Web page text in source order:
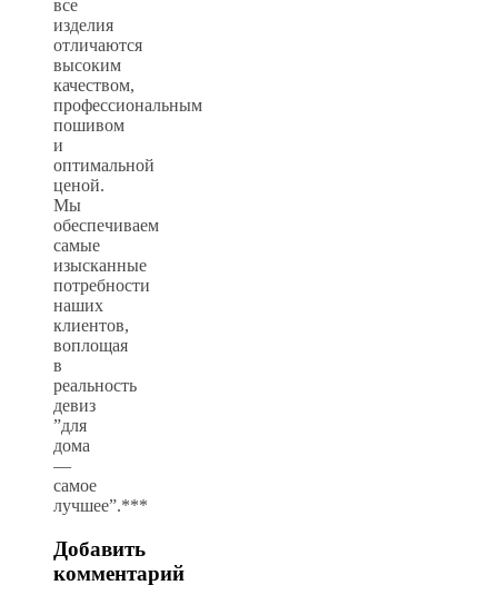
все
изделия
отличаются
высоким
качеством,
профессиональным
пошивом
и
оптимальной
ценой.
Мы
обеспечиваем
самые
изысканные
потребности
наших
клиентов,
воплощая
в
реальность
девиз
”для
дома
—
самое
лучшее”.***
Добавить
комментарий